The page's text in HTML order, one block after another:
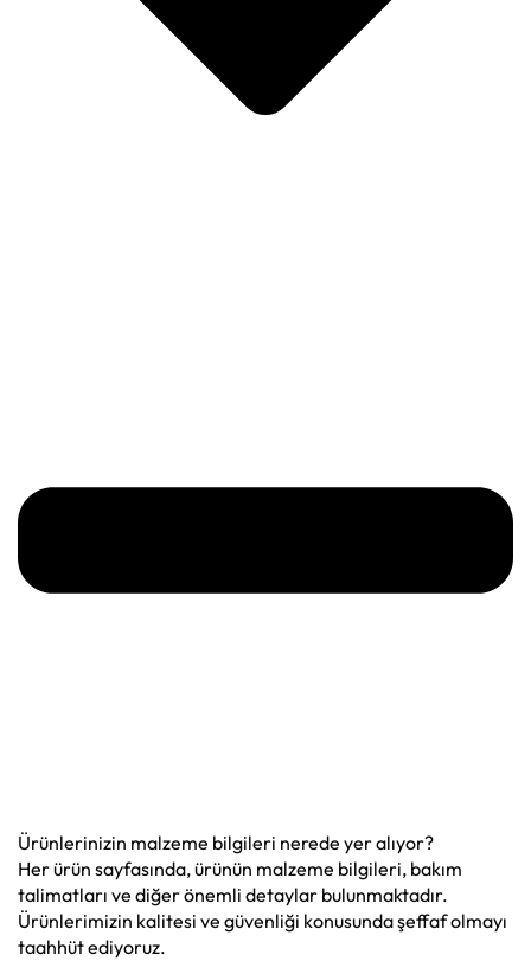
Ürünlerinizin malzeme bilgileri nerede yer alıyor?
Her ürün sayfasında, ürünün malzeme bilgileri, bakım
talimatları ve diğer önemli detaylar bulunmaktadır.
Ürünlerimizin kalitesi ve güvenliği konusunda şeffaf olmayı
taahhüt ediyoruz.